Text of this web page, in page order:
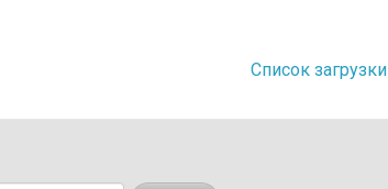
Список загрузки